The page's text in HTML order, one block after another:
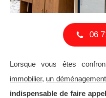
06
Lorsque vous êtes
immobilier, un déménagement
indispensable de faire